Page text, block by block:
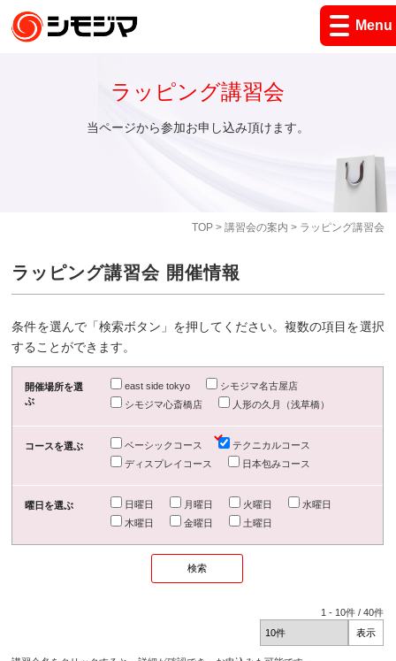
Menu
TOP> 講習会の案内 > ラッピング講習会
ラッピング講習会
当ページから参加お申し込み頂けます。
ラッピング講習会 開催情報
条件を選んで「検索ボタン」を押してください。複数の項目を選択
することができます。
開催場所を選
ぶ
east side tokyo
シモジマ名古屋店
シモジマ心斎橋店
人形の久月（浅草橋）
コースを選ぶ ベーシックコース
テクニカルコース
ディスプレイコース
日本包みコース
曜日を選ぶ 日曜日 月曜日 火曜日
水曜日
木曜日
金曜日 土曜日
1 - 10件 /40件